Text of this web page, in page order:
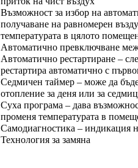
Възможност за избор на
получаване на равномерен
температурата в цялото
Автоматично превключване
Автоматично рестартиране –
рестартира автоматично с
Седмичен таймер – може да
отопление за деня или за
Суха програма – дава
променя температурата в
Самодиагностика – индикация
Технология за замяна